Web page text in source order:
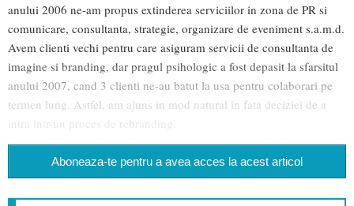
anului 2006 ne-am propus extinderea serviciilor in zona de PR si
comunicare, consultanta, strategie, organizare de eveniment s.a.m.d.
Avem clienti vechi pentru care asiguram servicii de consultanta de
imagine si branding, dar pragul psihologic a fost depasit la sfarsitul
anului 2007, cand 3 clienti ne-au batut la usa pentru colaborari pe
termen lung. Astfel, am ajuns in mod natural in fata deciziei de a
intra intr-un proces de rebranding.
Aboneaza-te pentru a avea acces la acest articol